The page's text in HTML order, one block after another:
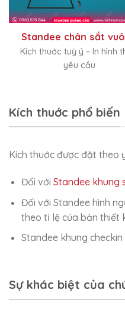
Standee chân sắt
Kích thuớc tuỳ ý – In hình
yêu cầu
Kích thuớc phổ biến
Kích thuớc được đặt theo
Đối với Standee khung
Đối với Standee hình
theo tỉ lệ của bản thiết
Standee khung
Sự khác biệt của